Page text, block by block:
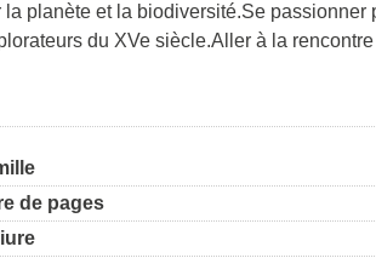
planète et la biodiversité.Se passionner
du XVe siècle.Aller à la
de pages